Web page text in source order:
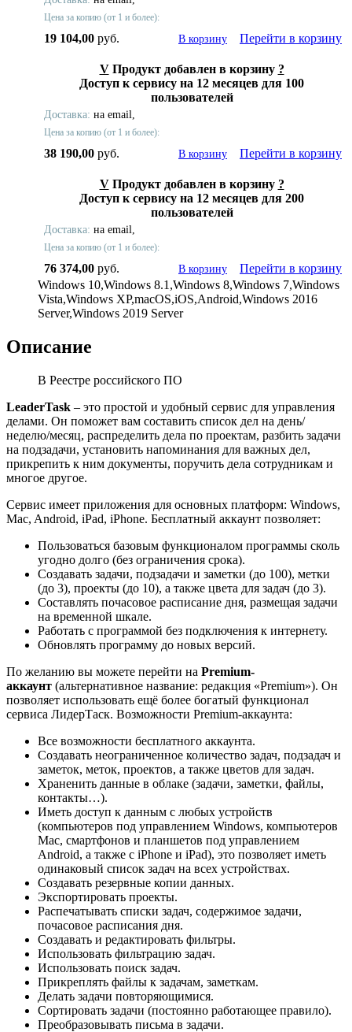
Цена за копию (от 1 и более):
19 104,00 руб. В корзину Перейти в корзину
V Продукт добавлен в корзину ?
Доступ к сервису на 12 месяцев для 100
пользователей
Доставка: на email,
Цена за копию (от 1 и более):
38 190,00 руб. В корзину Перейти в корзину
V Продукт добавлен в корзину ?
Доступ к сервису на 12 месяцев для 200
пользователей
Доставка: на email,
Цена за копию (от 1 и более):
76 374,00 руб. В корзину
Перейти в корзину
Windows 10,Windows 8.1,Windows 8,Windows 7,Windows
Vista,Windows XP,macOS,iOS,Android,Windows 2016
Server,Windows 2019 Server
Описание
В Реестре российского ПО
LeaderTask – это простой и удобный сервис для управления
делами. Он поможет вам составить список дел на день/
неделю/месяц, распределить дела по проектам, разбить задачи
на подзадачи, установить напоминания для важных дел,
прикрепить к ним документы, поручить дела сотрудникам и
многое другое.
Сервис имеет приложения для основных платформ: Windows,
Mac, Android, iPad, iPhone. Бесплатный аккаунт позволяет:
Пользоваться базовым функционалом программы сколь
угодно долго (без ограничения срока).
Создавать задачи, подзадачи и заметки (до 100), метки
(до 3), проекты (до 10), а также цвета для задач (до 3).
Составлять почасовое расписание дня, размещая задачи
на временной шкале.
Работать с программой без подключения к интернету.
Обновлять программу до новых версий.
По желанию вы можете перейти на Premium-
аккаунт (альтернативное название: редакция «Premium»). Он
позволяет использовать ещё более богатый функционал
сервиса ЛидерТаск. Возможности Premium-аккаунта:
Все возможности бесплатного аккаунта.
Создавать неограниченное количество задач, подзадач и
заметок, меток, проектов, а также цветов для задач.
Храненить данные в облаке (задачи, заметки, файлы,
контакты…).
Иметь доступ к данным с любых устройств
(компьютеров под управлением Windows, компьютеров
Mac, смартфонов и планшетов под управлением
Android, а также с iPhone и iPad), это позволяет иметь
одинаковый список задач на всех устройствах.
Создавать резервные копии данных.
Экспортировать проекты.
Распечатывать списки задач, содержимое задачи,
почасовое расписания дня.
Создавать и редактировать фильтры.
Использовать фильтрацию задач.
Использовать поиск задач.
Прикреплять файлы к задачам, заметкам.
Делать задачи повторяющимися.
Сортировать задачи (постоянно работающее правило).
Преобразовывать письма в задачи.